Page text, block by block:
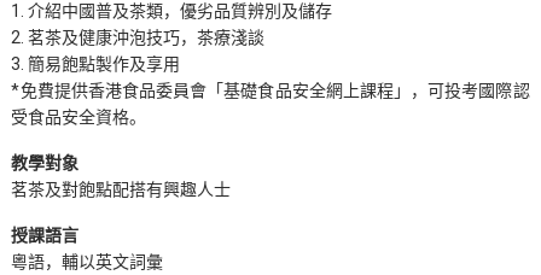
1. 介紹中國普及茶類，優劣品質辨別及儲存
2. 茗茶及健康沖泡技巧，茶療淺談
3. 簡易飽點製作及享用
*免費提供香港食品委員會「基礎食品安全網上課程」，可投考國際認
受食品安全資格。
教學對象
茗茶及對飽點配搭有興趣人士
授課語言
粵語，輔以英文詞彙